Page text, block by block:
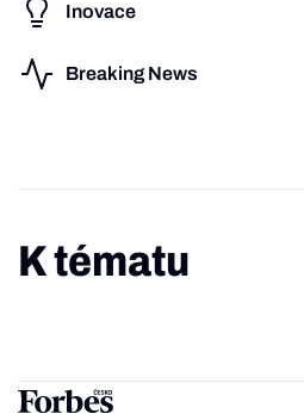
Inovace
Breaking News
K tématu